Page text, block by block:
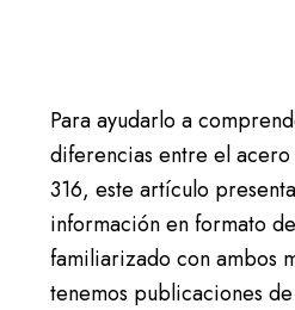
Para ayudarlo a
diferencias entre el
316, este artículo
información en formato
familiarizado con ambos
tenemos publicaciones